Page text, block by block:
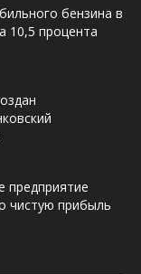
бензина в
10,5 процента
предприятие
чистую прибыль